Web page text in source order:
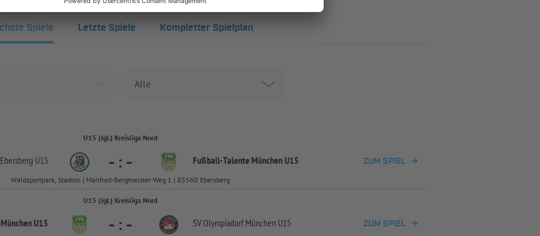
Spiele Letzte Spiele Kompletter Spielplan
U15 (JgL) Kreisliga Nord
U15 - : - Fußball-Talente München U15 ZUM SPIEL
Waldsportpark, Stadion | Manfred-Bergmeister-Weg 1 | 85560 Ebersberg
U15 (JgL) Kreisliga Nord
U15 - : - SV Olympiadorf München U15 ZUM SPIEL